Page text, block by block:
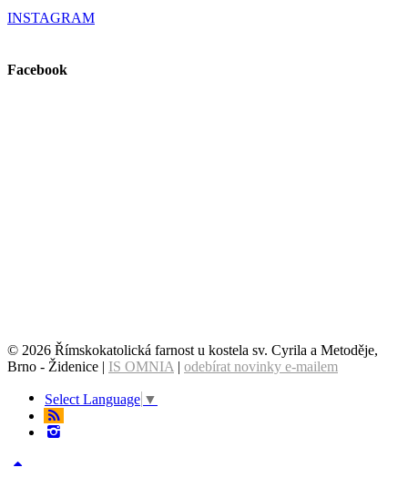
INSTAGRAM
Facebook
© 2026 Římskokatolická farnost u kostela sv. Cyrila a Metoděje,
Brno - Židenice | IS OMNIA | odebírat novinky e-mailem
Select Language ▼